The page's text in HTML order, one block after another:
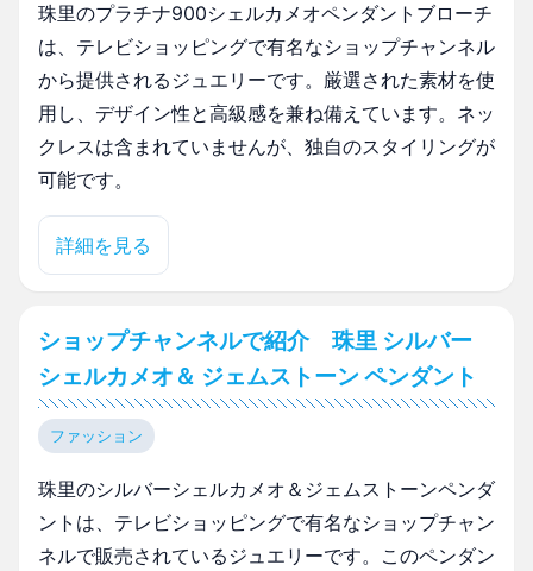
珠里のプラチナ900シェルカメオペンダントブローチ
は、テレビショッピングで有名なショップチャンネル
から提供されるジュエリーです。厳選された素材を使
用し、デザイン性と高級感を兼ね備えています。ネッ
クレスは含まれていませんが、独自のスタイリングが
可能です。
詳細を見る
ショップチャンネルで紹介 珠里 シルバー
シェルカメオ＆ ジェムストーン ペンダント
ファッション
珠里のシルバーシェルカメオ＆ジェムストーンペンダ
ントは、テレビショッピングで有名なショップチャン
ネルで販売されているジュエリーです。このペンダン